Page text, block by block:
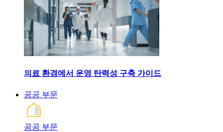
의료 환경에서 운영 탄력성 구축 가이드
공공 부문
공공 부문